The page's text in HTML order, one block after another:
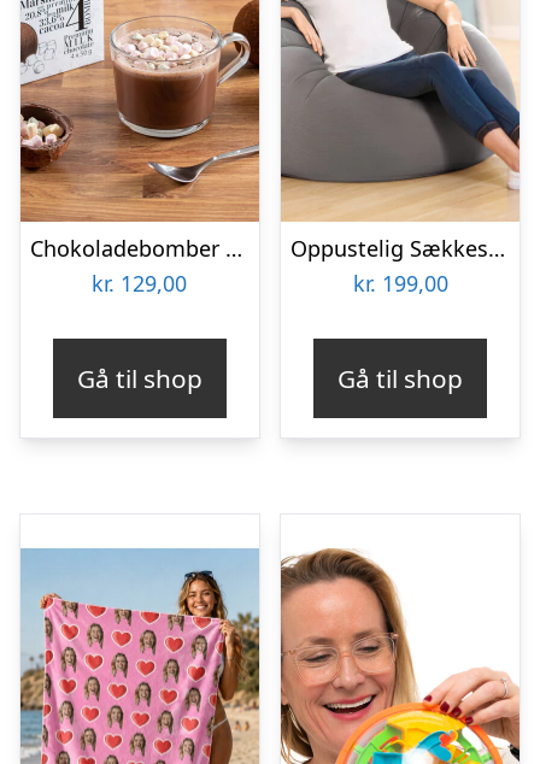
Chokoladebomber til Varm Chokolade 4-pak
kr. 129,00
Gå til shop
Oppustelig Sækkestol – Intex
kr. 199,00
Gå til shop